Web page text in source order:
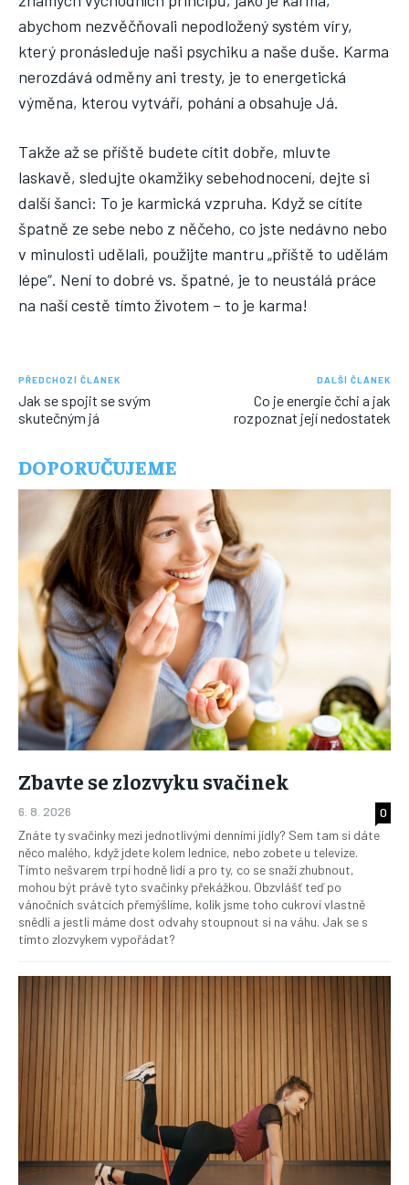
abychom nezvěčňovali nepodložený systém víry,
který pronásleduje naši psychiku a naše duše. Karma
nerozdává odměny ani tresty, je to energetická
výměna, kterou vytváří, pohání a obsahuje Já.
Takže až se příště budete cítit dobře, mluvte
laskavě, sledujte okamžiky sebehodnocení, dejte si
další šanci: To je karmická vzpruha. Když se cítíte
špatně ze sebe nebo z něčeho, co jste nedávno nebo
v minulosti udělali, použijte mantru „příště to udělám
lépe“. Není to dobré vs. špatné, je to neustálá práce
na naší cestě tímto životem – to je karma!
PŘEDCHOZÍ ČLÁNEK
Jak se spojit se svým
skutečným já
DALŠÍ ČLÁNEK
Co je energie čchi a jak
rozpoznat její nedostatek
DOPORUČUJEME
Zbavte se zlozvyku svačinek
6. 8. 2026
0
Znáte ty svačinky mezi jednotlivými denními jídly? Sem tam si dáte
něco malého, když jdete kolem lednice, nebo zobete u televize.
Tímto nešvarem trpí hodně lidí a pro ty, co se snaží zhubnout,
mohou být právě tyto svačinky překážkou. Obzvlášť teď po
vánočních svátcích přemýšlíme, kolik jsme toho cukroví vlastně
snědli a jestli máme dost odvahy stoupnout si na váhu. Jak se s
tímto zlozvykem vypořádat?